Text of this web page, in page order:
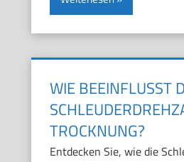
WIE BEEINFLUSST
TROCKNUNG?
Entdecken Sie, wie die